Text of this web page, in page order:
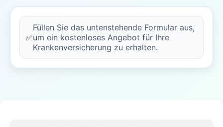
✅
Füllen Sie das untenstehende Formular aus,
um ein kostenloses Angebot für Ihre
Krankenversicherung zu erhalten.